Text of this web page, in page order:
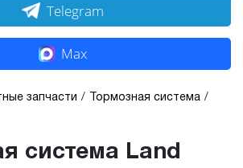
Telegram
Max
запчасти
Тормозная система
система Land